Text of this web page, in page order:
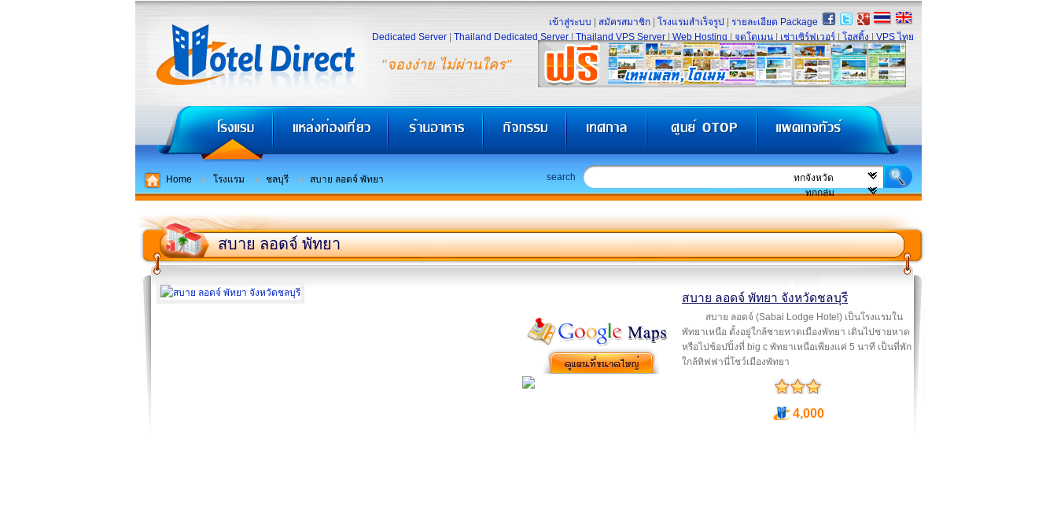
"จองง่าย ไม่ผ่านใคร"
เข้าสู่ระบบ สมัครสมาชิก โรงแรมสำเร็จรูป
รายละเอียด Package
Dedicated Server
Thailand Dedicated Server Thailand VPS Server Web Hosting จดโดเมน เช่าเซิร์ฟเวอร์ โฮสติ้ง VPS ไทย
Home โรงแรม ชลบุรี สบาย ลอดจ์ พัทยา search
สบาย ลอดจ์ พัทยา
สบาย ลอดจ์ พัทยา จังหวัดชลบุรี
สบาย ลอดจ์ (Sabai Lodge Hotel) เป็นโรงแรมใน
พัทยาเหนือ ตั้งอยู่ใกล้ชายหาดเมืองพัทยา เดินไปชายหาด
หรือไปช้อปปิ้งที่ big c พัทยาเหนือเพียงแค่ 5 นาที เป็นที่พัก
ใกล้ทิฟฟานี่โชว์เมืองพัทยา
4,000